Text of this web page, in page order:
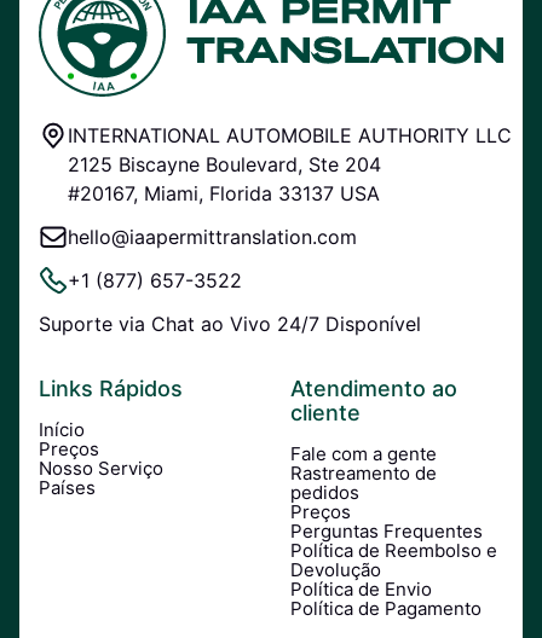
INTERNATIONAL AUTOMOBILE AUTHORITY LLC
2125 Biscayne Boulevard, Ste 204
#20167, Miami, Florida 33137 USA
hello@iaapermittranslation.com
+1 (877) 657-3522
Suporte via Chat ao Vivo 24/7 Disponível
Links Rápidos
Início
Preços
Nosso Serviço
Países
Atendimento ao
cliente
Fale com a gente
Rastreamento de
pedidos
Preços
Perguntas Frequentes
Política de Reembolso e
Devolução
Política de Envio
Política de Pagamento